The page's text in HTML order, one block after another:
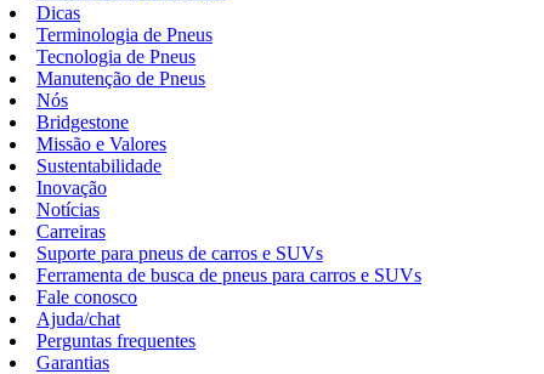
Dicas
Terminologia de Pneus
Tecnologia de Pneus
Manutenção de Pneus
Nós
Bridgestone
Missão e Valores
Sustentabilidade
Inovação
Notícias
Carreiras
Suporte para pneus de carros e SUVs
Ferramenta de busca de pneus para carros e SUVs
Fale conosco
Ajuda/chat
Perguntas frequentes
Garantias